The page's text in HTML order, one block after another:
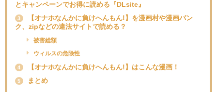
とキャンペーンでお得に読める『DLsite』
3
【オナホなんかに負けへんもん!】を漫画村や漫画バン
ク、zipなどの違法サイトで読める？
被害総額
ウィルスの危険性
4 【オナホなんかに負けへんもん!】はこんな漫画！
5 まとめ